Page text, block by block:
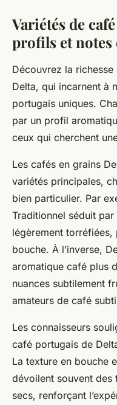
Variétés de
profils et notes
Découvrez la
Delta, qui incarnent à
portugais uniques.
par un profil
ceux qui cherchent
Les cafés en grains
variétés principales,
bien particulier. Par
Traditionnel séduit
légèrement
bouche. À l’inverse,
aromatique café plus
nuances subtilement
amateurs de café
Les connaisseurs
café portugais de
La texture en bouche
dévoilent souvent
secs, renforçant